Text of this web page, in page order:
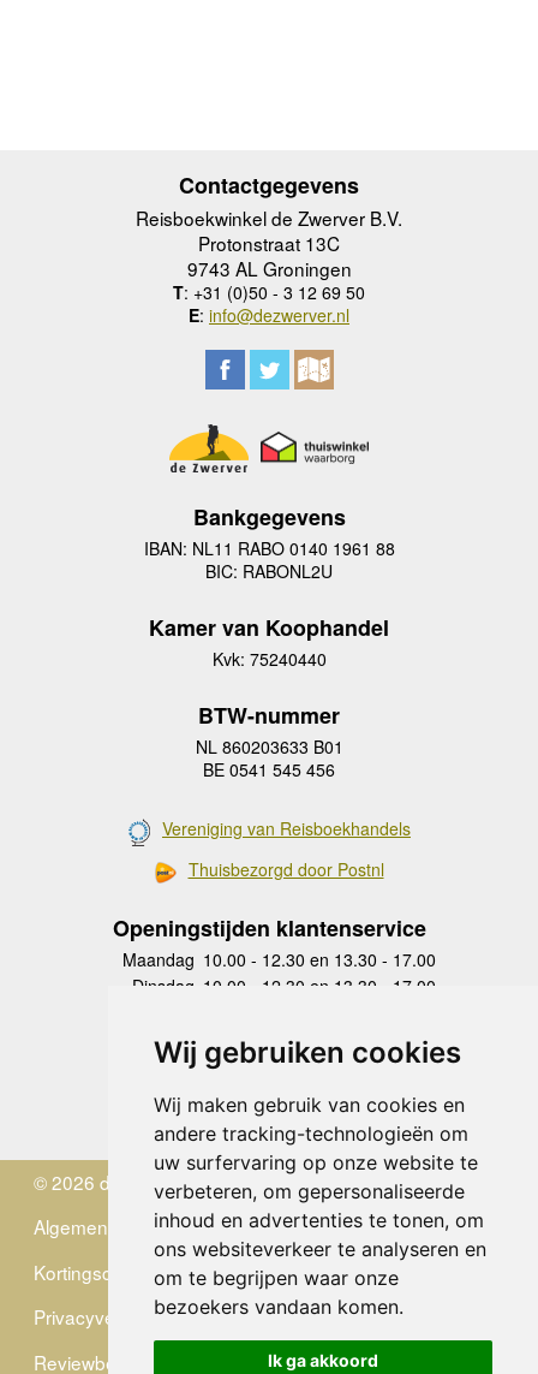
Wij gebruiken cookies
Wij maken gebruik van cookies en
andere tracking-technologieën om
uw surfervaring op onze website te
verbeteren, om gepersonaliseerde
inhoud en advertenties te tonen, om
ons websiteverkeer te analyseren en
om te begrijpen waar onze
bezoekers vandaan komen.
Ik ga akkoord
Contactgegevens
Reisboekwinkel de Zwerver B.V.
Protonstraat 13C
9743 AL Groningen
T: +31 (0)50 - 3 12 69 50
E: info@dezwerver.nl
Bankgegevens
IBAN: NL11 RABO 0140 1961 88
BIC: RABONL2U
Kamer van Koophandel
Kvk: 75240440
BTW-nummer
NL 860203633 B01
BE 0541 545 456
Vereniging van Reisboekhandels
Thuisbezorgd door Postnl
Openingstijden klantenservice
Maandag 10.00 - 12.30 en 13.30 - 17.00
Dinsdag 10.00 - 12.30 en 13.30 - 17.00
Donderdag
10.00 - 12.30 en 13.30 - 17.00
Vrijdag 10.00 - 12.30 en 13.30 - 17.00
Zaterdag
gesloten
Zondag gesloten
© 2026 de Zwerver
Algemene Voorwaarden
Kortingscode
Privacyverklaring
Reviewbeleid